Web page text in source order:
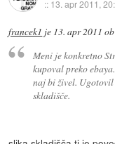
:: 13. apr 2011,
francek1 je 13. apr 2011
Meni je konkretno
kupoval preko
naj bi živel. Ugotovil
skladišče.